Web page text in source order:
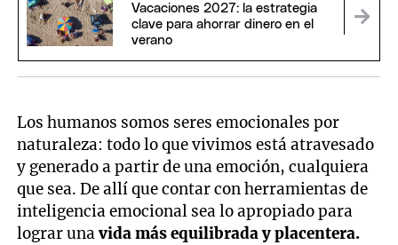
Vacaciones 2027: la estrategia
clave para ahorrar dinero en el
verano
Los humanos somos seres emocionales por
naturaleza: todo lo que vivimos está atravesado
y generado a partir de una emoción, cualquiera
que sea. De allí que contar con herramientas de
inteligencia emocional sea lo apropiado para
lograr unavida más equilibrada y placentera.